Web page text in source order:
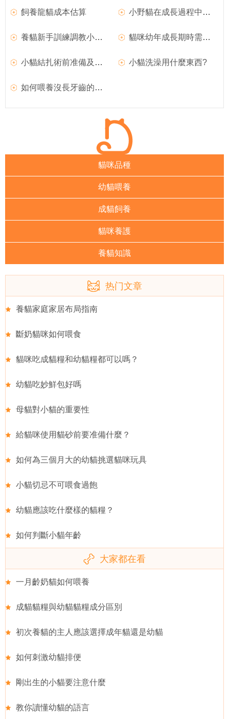
飼養龍貓成本估算 小野貓在成長過程中需要學習哪些技能？
養貓新手訓練調教小貓的七大注意事項 貓咪幼年成長期時需要知道的知識
小貓結扎術前准備及術後護理 小貓洗澡用什麼東西?
如何喂養沒長牙齒的小貓咪
貓咪品種
幼貓喂養
成貓飼養
貓咪養護
養貓知識
热门文章
養貓家庭家居布局指南
斷奶貓咪如何喂食
貓咪吃成貓糧和幼貓糧都可以嗎？
幼貓吃妙鮮包好嗎
母貓對小貓的重要性
給貓咪使用貓砂前要准備什麼？
如何為三個月大的幼貓挑選貓咪玩具
小貓切忌不可喂食過飽
幼貓應該吃什麼樣的貓糧？
如何判斷小貓年齡
大家都在看
一月齡奶貓如何喂養
成貓貓糧與幼貓貓糧成分區別
初次養貓的主人應該選擇成年貓還是幼貓
如何刺激幼貓排便
剛出生的小貓要注意什麼
教你讀懂幼貓的語言